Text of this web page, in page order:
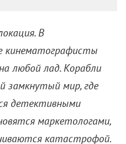
замкнутый мир, где
детективными
маркетологами,
катастрофой.
каким
может быть